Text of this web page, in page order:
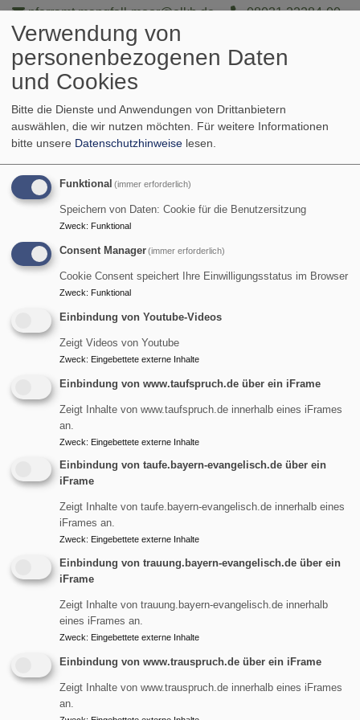
Direkt
zum
pfarramt.mangfall-moor@elkb.de
08031 22284-00
[Notruf: -24]
Evang.-Luth. Pfarrei Mangfall + Moor
Hauptnavigation
Startseite Segen
Segen
Segen
Taufe
Weiterlesen
Hauptnavigation
Gottesdienste
Termine
Unser
Gemeindebrief
Fußbereichsmenü
Impressum
Kontakt
Cookie-Einstellungen
Verwendung von
personenbezogenen Daten
und Cookies
Bitte die Dienste und Anwendungen von Drittanbietern
auswählen, die wir nutzen möchten. Für weitere Informationen
bitte unsere Datenschutzhinweise lesen.
Funktional (immer erforderlich)
Speichern von Daten: Cookie für die Benutzersitzung
Zweck: Funktional
Consent Manager(immer erforderlich)
Cookie Consent speichert Ihre Einwilligungsstatus im Browser
Zweck: Funktional
Einbindung von Youtube-Videos
Zeigt Videos von Youtube
Zweck: Eingebettete externe Inhalte
Einbindung von www.taufspruch.de über ein iFrame
Zeigt Inhalte von www.taufspruch.de innerhalb eines iFrames
an.
Zweck: Eingebettete externe Inhalte
Einbindung von taufe.bayern-evangelisch.de über ein
iFrame
Zeigt Inhalte von taufe.bayern-evangelisch.de innerhalb eines
iFrames an.
Zweck: Eingebettete externe Inhalte
Einbindung von trauung.bayern-evangelisch.de über ein
iFrame
Zeigt Inhalte von trauung.bayern-evangelisch.de innerhalb
eines iFrames an.
Zweck: Eingebettete externe Inhalte
Einbindung von www.trauspruch.de über ein iFrame
Zeigt Inhalte von www.trauspruch.de innerhalb eines iFrames
an.